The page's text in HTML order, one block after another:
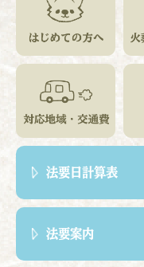
法要日計算表
法要案内